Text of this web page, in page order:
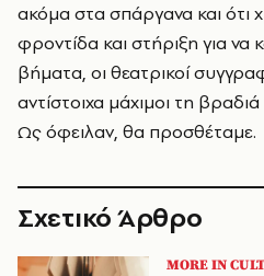
ακόμα στα σπάργανα και ότι
φροντίδα και στήριξη για
βήματα, οι θεατρικοί
αντίστοιχα μάχιμοι τη
Ως όφειλαν, θα προσθέταμε.
Σχετικό Άρθρο
MORE IN